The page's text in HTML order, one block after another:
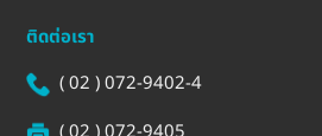
ติดต่อเรา
( 02 ) 072-9402-4